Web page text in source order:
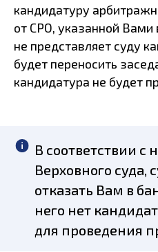
кандидатуру
от СРО, указанной Вами
не представляет суду
будет переносить
кандидатура не будет
В соответствии с
Верховного суда,
отказать Вам в
него нет
для проведения